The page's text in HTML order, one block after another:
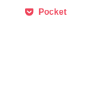
Pocket